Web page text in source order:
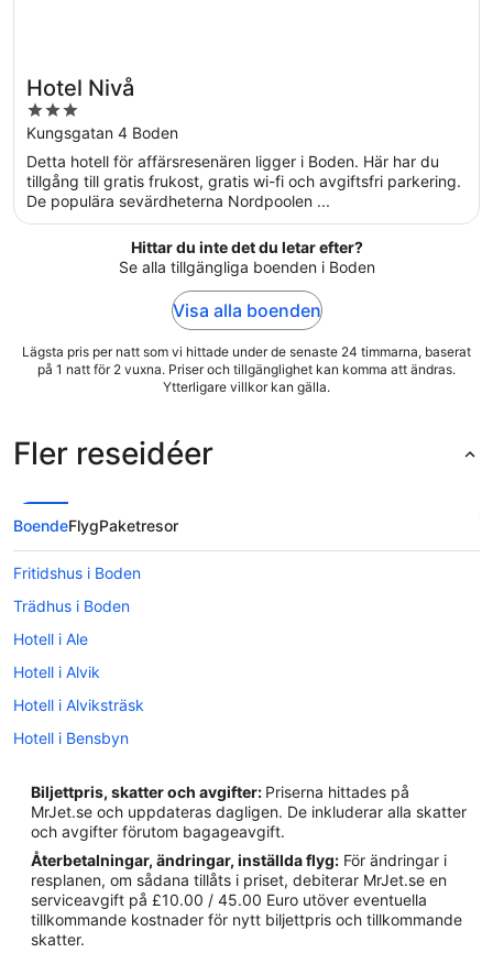
Hotel Nivå
3
out
of
5
Kungsgatan 4 Boden
Detta hotell för affärsresenären ligger i Boden. Här har du
tillgång till gratis frukost, gratis wi-fi och avgiftsfri parkering.
De populära sevärdheterna Nordpoolen ...
Hittar du inte det du letar efter?
Se alla tillgängliga boenden i Boden
Visa alla boenden
Lägsta pris per natt som vi hittade under de senaste 24 timmarna, baserat
på 1 natt för 2 vuxna. Priser och tillgänglighet kan komma att ändras.
Ytterligare villkor kan gälla.
Fler reseidéer
BoendeFlygPaketresor
Fritidshus i Boden
Trädhus i Boden
Hotell i Ale
Hotell i Alvik
Hotell i Alviksträsk
Hotell i Bensbyn
Hotell i Bredträskheden
Hotell i Gäddvik
Hotell i Karlsvik
Hotell i Niemisel
Hotell i Notviken
Biljettpris, skatter och avgifter: Priserna hittades på
MrJet.se och uppdateras dagligen. De inkluderar alla skatter
och avgifter förutom bagageavgift.
Återbetalningar, ändringar, inställda flyg: För ändringar i
resplanen, om sådana tillåts i priset, debiterar MrJet.se en
serviceavgift på £10.00 / 45.00 Euro utöver eventuella
tillkommande kostnader för nytt biljettpris och tillkommande
skatter.